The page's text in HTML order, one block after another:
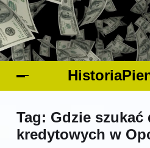
Tag: Gdzie szukać
kredytowych w